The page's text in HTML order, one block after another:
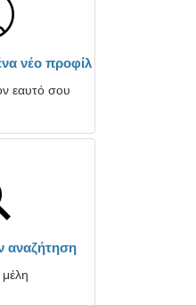
νέο προφίλ
εαυτό σου
αναζήτηση
μέλη